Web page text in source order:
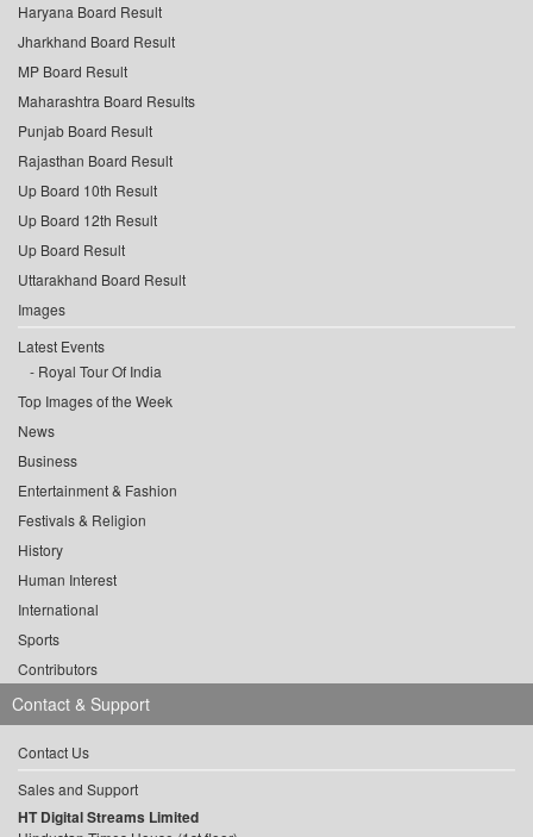
Haryana Board Result
Jharkhand Board Result
MP Board Result
Maharashtra Board Results
Punjab Board Result
Rajasthan Board Result
Up Board 10th Result
Up Board 12th Result
Up Board Result
Uttarakhand Board Result
Images
Latest Events
Royal Tour Of India
Top Images of the Week
News
Business
Entertainment & Fashion
Festivals & Religion
History
Human Interest
International
Sports
Contributors
Contact & Support
Contact Us
Sales and Support
HT Digital Streams Limited